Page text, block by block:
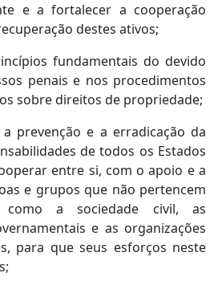
e a fortalecer a cooperação
destes ativos;
fundamentais do devido
penais e nos procedimentos
sobre direitos de propriedade;
prevenção e a erradicação da
de todos os Estados
entre si, com o apoio e a
e grupos que não pertencem
a sociedade civil, as
e as organizações
para que seus esforços neste